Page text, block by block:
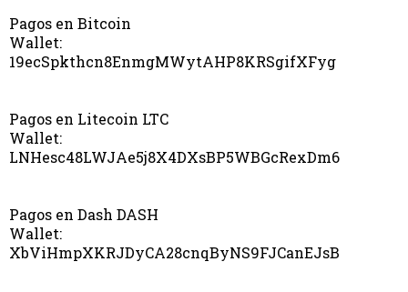
Pagos en Bitcoin
Wallet:
19ecSpkthcn8EnmgMWytAHP8KRSgifXFyg
Pagos en Litecoin LTC
Wallet:
LNHesc48LWJAe5j8X4DXsBP5WBGcRexDm6
Pagos en Dash DASH
Wallet:
XbViHmpXKRJDyCA28cnqByNS9FJCanEJsB